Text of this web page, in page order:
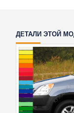
ДЕТАЛИ ЭТОЙ